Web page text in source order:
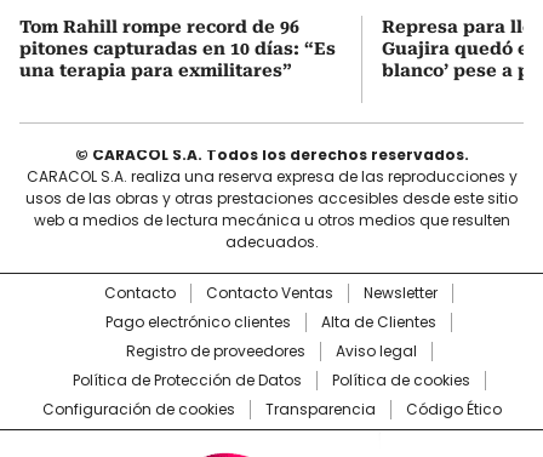
Tom Rahill rompe record de 96
pitones capturadas en 10 días: “Es
una terapia para exmilitares”
Represa para
Guajira quedó en
blanco’ pese a
© CARACOL S.A. Todos los derechos reservados.
CARACOL S.A. realiza una reserva expresa de las reproducciones y
usos de las obras y otras prestaciones accesibles desde este sitio
web a medios de lectura mecánica u otros medios que resulten
adecuados.
Contacto Contacto Ventas
Newsletter
Pago electrónico clientes
Alta de Clientes
Registro de proveedores
Aviso legal
Política de Protección de Datos
Política de cookies
Configuración de cookies
Transparencia Código Ético